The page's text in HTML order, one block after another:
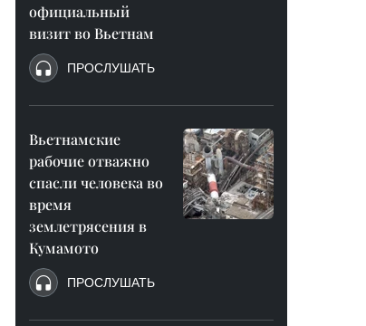
официальный
визит во Вьетнам
ПРОСЛУШАТЬ
Вьетнамские
рабочие отважно
спасли человека во
время
землетрясения в
Кумамото
ПРОСЛУШАТЬ